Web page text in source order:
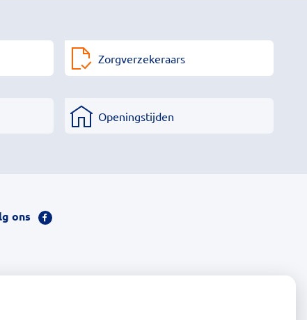
Zorgverzekeraars
Openingstijden
ons
Bezoek